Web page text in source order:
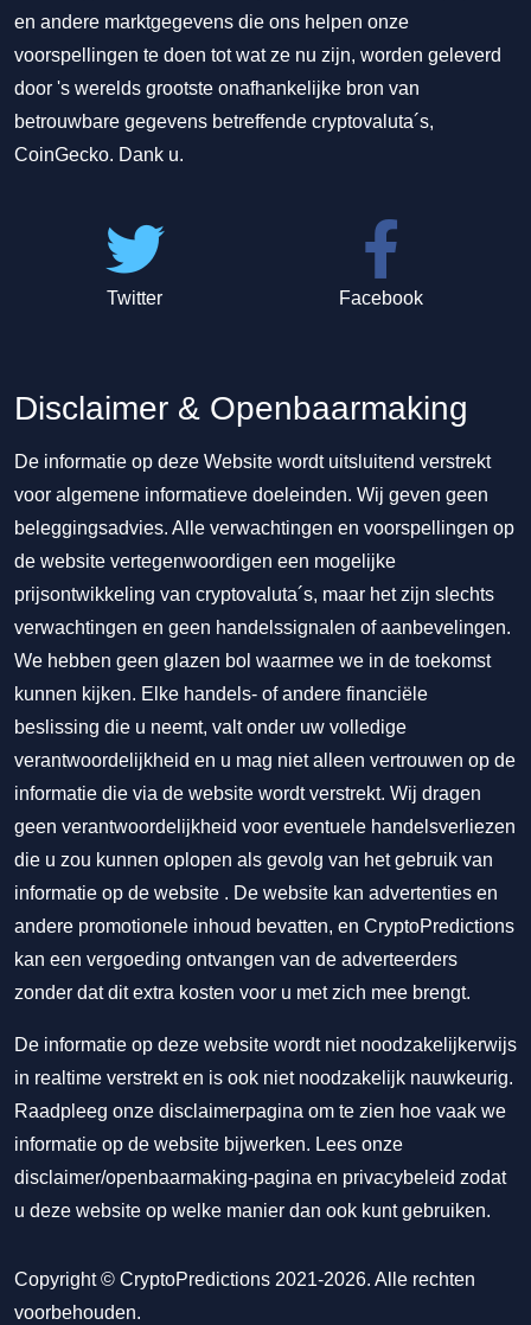
en andere marktgegevens die ons helpen onze
voorspellingen te doen tot wat ze nu zijn, worden geleverd
door 's werelds grootste onafhankelijke bron van
betrouwbare gegevens betreffende cryptovaluta´s,
CoinGecko. Dank u.
Twitter Facebook
Disclaimer & Openbaarmaking
De informatie op deze Website wordt uitsluitend verstrekt
voor algemene informatieve doeleinden. Wij geven geen
beleggingsadvies. Alle verwachtingen en voorspellingen op
de website vertegenwoordigen een mogelijke
prijsontwikkeling van cryptovaluta´s, maar het zijn slechts
verwachtingen en geen handelssignalen of aanbevelingen.
We hebben geen glazen bol waarmee we in de toekomst
kunnen kijken. Elke handels- of andere financiële
beslissing die u neemt, valt onder uw volledige
verantwoordelijkheid en u mag niet alleen vertrouwen op de
informatie die via de website wordt verstrekt. Wij dragen
geen verantwoordelijkheid voor eventuele handelsverliezen
die u zou kunnen oplopen als gevolg van het gebruik van
informatie op de website . De website kan advertenties en
andere promotionele inhoud bevatten, en CryptoPredictions
kan een vergoeding ontvangen van de adverteerders
zonder dat dit extra kosten voor u met zich mee brengt.
De informatie op deze website wordt niet noodzakelijkerwijs
in realtime verstrekt en is ook niet noodzakelijk nauwkeurig.
Raadpleeg onze disclaimerpagina om te zien hoe vaak we
informatie op de website bijwerken. Lees onze
disclaimer/openbaarmaking-pagina en privacybeleid zodat
u deze website op welke manier dan ook kunt gebruiken.
Copyright © CryptoPredictions 2021-2026. Alle rechten
voorbehouden.